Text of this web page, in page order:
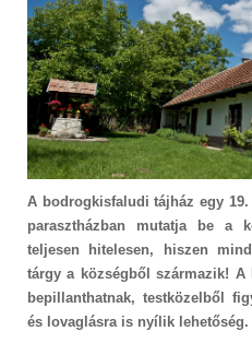
A bodrogkisfaludi tájház egy
parasztházban mutatja be a
teljesen hitelesen, hiszen
tárgy a községből származik!
bepillanthatnak, testközelből
és lovaglásra is nyílik lehetőség.